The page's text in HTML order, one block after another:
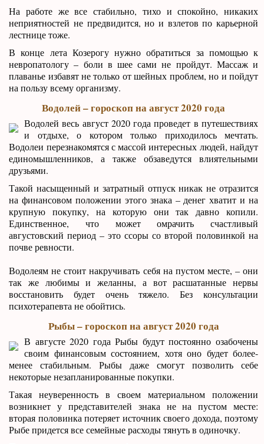
На работе же все стабильно, тихо и спокойно, никаких
неприятностей не предвидится, но и взлетов по карьерной
лестнице тоже.
В конце лета Козерогу нужно обратиться за помощью к
невропатологу – боли в шее сами не пройдут. Массаж и
плаванье избавят не только от шейных проблем, но и пойдут
на пользу всему организму.
Водолей – гороскоп на август 2020 года
Водолей весь август 2020 года проведет в путешествиях
и отдыхе, о котором только приходилось мечтать.
Водолеи перезнакомятся с массой интересных людей, найдут
единомышленников, а также обзаведутся влиятельными
друзьями.
Такой насыщенный и затратный отпуск никак не отразится
на финансовом положении этого знака – денег хватит и на
крупную покупку, на которую они так давно копили.
Единственное, что может омрачить счастливый
августовский период – это ссоры со второй половинкой на
почве ревности.
Водолеям не стоит накручивать себя на пустом месте, – они
так же любимы и желанны, а вот расшатанные нервы
восстановить будет очень тяжело. Без консультации
психотерапевта не обойтись.
Рыбы – гороскоп на август 2020 года
В августе 2020 года Рыбы будут постоянно озабочены
своим финансовым состоянием, хотя оно будет более-
менее стабильным. Рыбы даже смогут позволить себе
некоторые незапланированные покупки.
Такая неуверенность в своем материальном положении
возникнет у представителей знака не на пустом месте:
вторая половинка потеряет источник своего дохода, поэтому
Рыбе придется все семейные расходы тянуть в одиночку.